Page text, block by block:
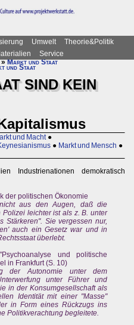
Umwelt
Theorie&Politik
Service
»Markt und Staat
und Staat
SIND KEIN
und Macht ●
● Markt und Mensch ●
Industrienationen demokratisch
der politischen Ökonomie
aus den Augen, daß die
leichter ist als z. B. unter
Stärkeren". Sie vergessen nur,
auch ein Gesetz war und in
überlebt.
und politische
in Frankfurt (S. 10)
der Autonomie unter dem
unter Führer und
in der Konsumgesellschaft als
Identität mit einer "Masse"
in Form eines Rückzugs ins
Politikverachtung begleitete.